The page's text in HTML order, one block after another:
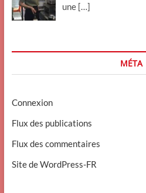
une […]
MÉTA
Connexion
Flux des publications
Flux des commentaires
Site de WordPress-FR